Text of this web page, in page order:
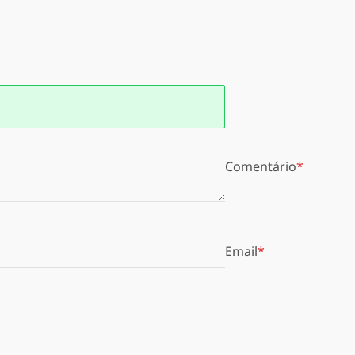
Comentário
Email